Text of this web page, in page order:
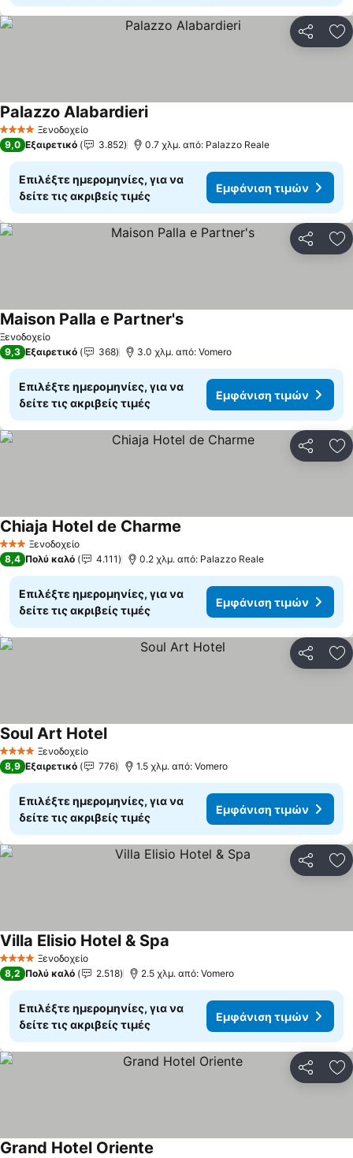
4 ΑστέριαΞενοδοχείο
Palazzo AlabardieriΕμφάνιση τιμών
9,0 Εξαιρετικό 3.852 0.7 χλμ. από: Palazzo Reale
Επιλέξτε ημερομηνίες, για να
δείτε τις ακριβείς τιμές
Εμφάνιση τιμών
Ξενοδοχείο
Maison Palla e Partner'sΕμφάνιση τιμών
9,3 Εξαιρετικό 368 3.0 χλμ. από: Vomero
Επιλέξτε ημερομηνίες, για να
δείτε τις ακριβείς τιμές
Εμφάνιση τιμών
3 ΑστέριαΞενοδοχείο
Chiaja Hotel de Charme
8,4 Πολύ καλό 4.111 0.2 χλμ. από: Palazzo Reale
Επιλέξτε ημερομηνίες, για να
δείτε τις ακριβείς τιμές
Εμφάνιση τιμών
4 ΑστέριαΞενοδοχείο
Soul Art HotelΕμφάνιση τιμών
8,9 Εξαιρετικό 776 1.5 χλμ. από: Vomero
Επιλέξτε ημερομηνίες, για να
δείτε τις ακριβείς τιμές
Εμφάνιση τιμών
4 ΑστέριαΞενοδοχείο
Villa Elisio Hotel & Spa
8,2 Πολύ καλό 2.518 2.5 χλμ. από: Vomero
Επιλέξτε ημερομηνίες, για να
δείτε τις ακριβείς τιμές
Εμφάνιση τιμών
Grand Hotel Oriente